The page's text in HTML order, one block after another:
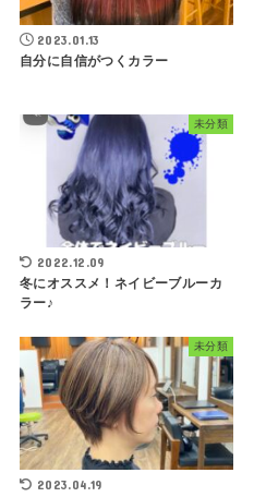
2023.01.13
自分に自信がつくカラー
未分類
2022.12.09
冬にオススメ！ネイビーブルーカ
ラー♪
未分類
2023.04.19